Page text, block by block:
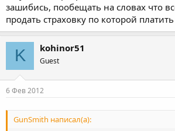
зашибись, пообещать на словах что
продать страховку по которой
K kohinor51
Guest
6 Фев 2012
GunSmith написал(а):